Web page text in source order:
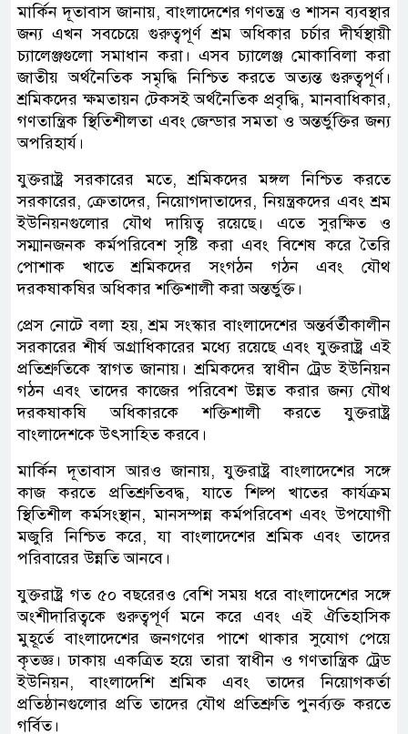
মার্কিন দূতাবাস জানায়, বাংলাদেশের গণতন্ত্র ও শাসন ব্যবস্থার
জন্য এখন সবচেয়ে গুরুত্বপূর্ণ শ্রম অধিকার চর্চার দীর্ঘস্থায়ী
চ্যালেঞ্জগুলো সমাধান করা। এসব চ্যালেঞ্জ মোকাবিলা করা
জাতীয় অর্থনৈতিক সমৃদ্ধি নিশ্চিত করতে অত্যন্ত গুরুত্বপূর্ণ।
শ্রমিকদের ক্ষমতায়ন টেকসই অর্থনৈতিক প্রবৃদ্ধি, মানবাধিকার,
গণতান্ত্রিক স্থিতিশীলতা এবং জেন্ডার সমতা ও অন্তর্ভুক্তির জন্য
অপরিহার্য।
যুক্তরাষ্ট্র সরকারের মতে, শ্রমিকদের মঙ্গল নিশ্চিত করতে
সরকারের, ক্রেতাদের, নিয়োগদাতাদের, নিয়ন্ত্রকদের এবং শ্রম
ইউনিয়নগুলোর যৌথ দায়িত্ব রয়েছে। এতে সুরক্ষিত ও
সম্মানজনক কর্মপরিবেশ সৃষ্টি করা এবং বিশেষ করে তৈরি
পোশাক খাতে শ্রমিকদের সংগঠন গঠন এবং যৌথ
দরকষাকষির অধিকার শক্তিশালী করা অন্তর্ভুক্ত।
প্রেস নোটে বলা হয়, শ্রম সংস্কার বাংলাদেশের অন্তর্বর্তীকালীন
সরকারের শীর্ষ অগ্রাধিকারের মধ্যে রয়েছে এবং যুক্তরাষ্ট্র এই
প্রতিশ্রুতিকে স্বাগত জানায়। শ্রমিকদের স্বাধীন ট্রেড ইউনিয়ন
গঠন এবং তাদের কাজের পরিবেশ উন্নত করার জন্য যৌথ
দরকষাকষি অধিকারকে শক্তিশালী করতে যুক্তরাষ্ট্র
বাংলাদেশকে উৎসাহিত করবে।
মার্কিন দূতাবাস আরও জানায়, যুক্তরাষ্ট্র বাংলাদেশের সঙ্গে
কাজ করতে প্রতিশ্রুতিবদ্ধ, যাতে শিল্প খাতের কার্যক্রম
স্থিতিশীল কর্মসংস্থান, মানসম্পন্ন কর্মপরিবেশ এবং উপযোগী
মজুরি নিশ্চিত করে, যা বাংলাদেশের শ্রমিক এবং তাদের
পরিবারের উন্নতি আনবে।
যুক্তরাষ্ট্র গত ৫০ বছরেরও বেশি সময় ধরে বাংলাদেশের সঙ্গে
অংশীদারিত্বকে গুরুত্বপূর্ণ মনে করে এবং এই ঐতিহাসিক
মুহূর্তে বাংলাদেশের জনগণের পাশে থাকার সুযোগ পেয়ে
কৃতজ্ঞ। ঢাকায় একত্রিত হয়ে তারা স্বাধীন ও গণতান্ত্রিক ট্রেড
ইউনিয়ন, বাংলাদেশি শ্রমিক এবং তাদের নিয়োগকর্তা
প্রতিষ্ঠানগুলোর প্রতি তাদের যৌথ প্রতিশ্রুতি পুনর্ব্যক্ত করতে
গর্বিত।